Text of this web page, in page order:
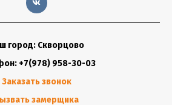
город: Скворцово
+7(978) 958-30-03
Заказать звонок
замерщика